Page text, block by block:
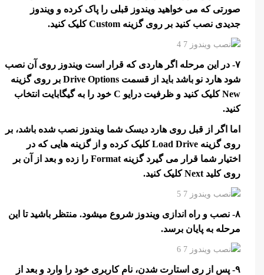
صورتی که می خواهید ویندوز قبلی را پاک کرده و ویندوز
جدیدی نصب کنید بر روی گزینه Custom کلیک کنید.
۷- در این مرحله اگر هاردی که قرار است ویندوز روی آن نصب
شود هارد نو باشد باید از قسمت Drive Options بر روی گزینه
New کلیک کنید و ظرفیت درایو C خود را به گیگابایت انتخاب
کنید.
اما اگر از قبل روی هارد دیسک شما ویندوز نصب شده باشد، بر
روی گزینه Load Drive کلیک کرده و از گزینه هایی که در
اختیار شما قرار می گیرد گزینه Format را زده و بعد از آن بر
روی کلید Next کلیک کنید.
۸- نصب و راه اندازی ویندوز شروع میشود. منتظر باشید تا این
مرحله به پایان برسد.
۹- پس از ری استارت شدن، نام کاربری خود را وارد و بعد از